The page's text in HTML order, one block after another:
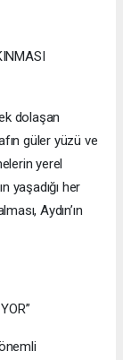
dolaşan
güler yüzü ve
yerel
yaşadığı her
Aydın’ın